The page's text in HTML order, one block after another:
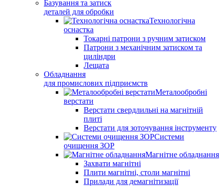
Базування та затиск
деталей для обробки
Технологічна
оснастка
Токарні патрони з ручним затиском
Патрони з механічним затиском та
циліндри
Лещата
Обладнання
для промислових підприємств
Металообробні
верстати
Верстати свердлильні на магнітній
плиті
Верстати для зоточування інструменту
Системи
очищення ЗОР
Магнітне обладнання
Захвати магнітні
Плити магнітні, столи магнітні
Прилади для демагнітизації